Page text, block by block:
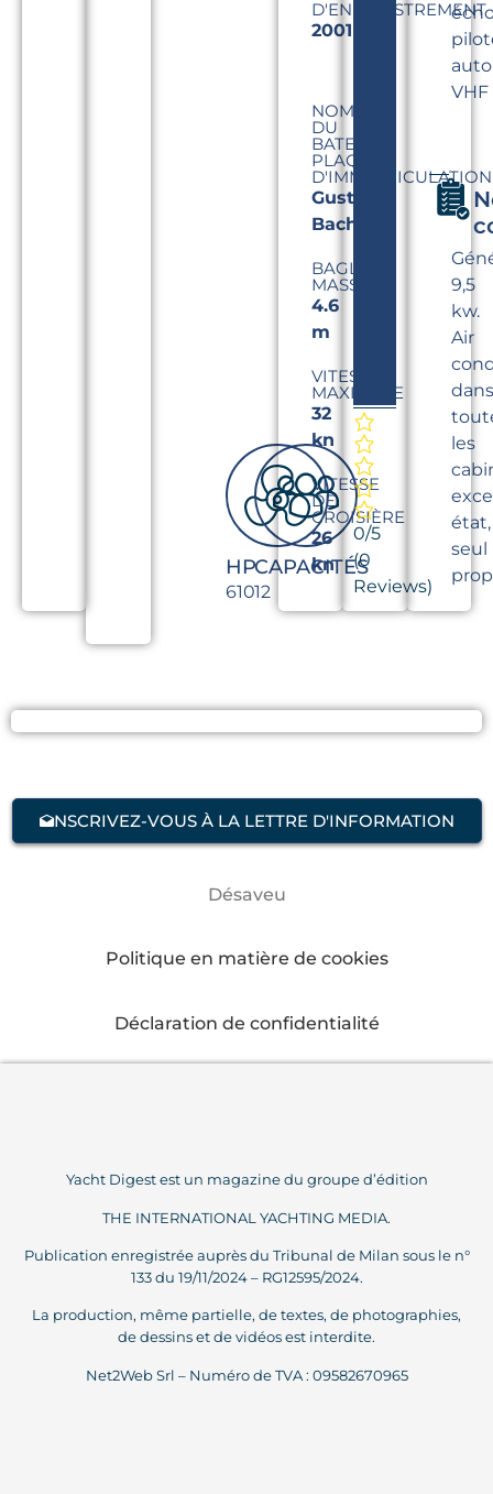
HP
610
CAPACITÉS
12
D'ENREGISTREMENT
2001
NOM
DU
BATEAU/
PLAQUE
D'IMMATRICULATION
Gustavo
Bachi
BAGLIO
MASSIMO
4.6
m
VITESSE
MAXIMALE
32
kn
VITESSE
DE
CROISIÈRE
26
kn
0/5
(0
Reviews)
VHF
9,5
kw.
Air
dans
les
état,
seul
NSCRIVEZ-VOUS À LA LETTRE D'INFORMATION
Désaveu
Politique en matière de cookies
Déclaration de confidentialité
Yacht Digest est un magazine du groupe d’édition
THE INTERNATIONAL YACHTING MEDIA.
Publication enregistrée auprès du Tribunal de Milan sous le n°
133 du 19/11/2024 – RG12595/2024.
La production, même partielle, de textes, de photographies,
de dessins et de vidéos est interdite.
Net2Web Srl – Numéro de TVA : 09582670965